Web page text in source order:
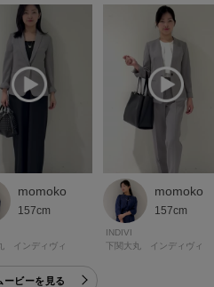
momoko
157cm
インディヴィ
momoko
157cm
INDIVI
下関大丸 インディヴィ
ービーを見る